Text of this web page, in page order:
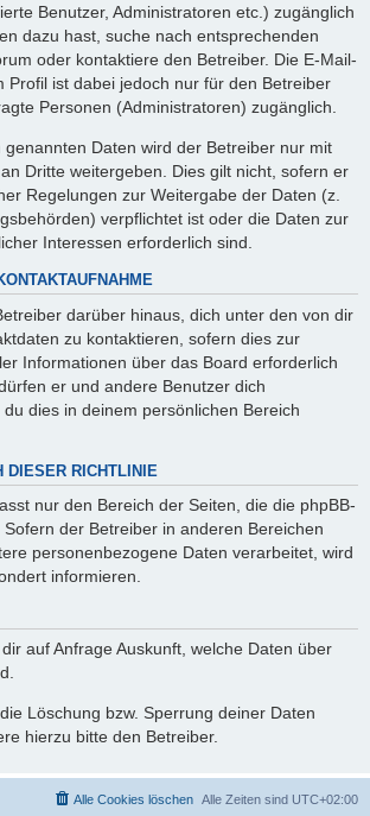
Benutzer, Administratoren etc.) zugänglich
dazu hast, suche nach entsprechenden
oder kontaktiere den Betreiber. Die E-Mail-
Profil ist dabei jedoch nur für den Betreiber
Personen (Administratoren) zugänglich.
Daten wird der Betreiber nur mit
Dritte weitergeben. Dies gilt nicht, sofern er
Regelungen zur Weitergabe der Daten (z.
verpflichtet ist oder die Daten zur
Interessen erforderlich sind.
darüber hinaus, dich unter den von dir
zu kontaktieren, sofern dies zur
Informationen über das Board erforderlich
er und andere Benutzer dich
dies in deinem persönlichen Bereich
DIESER RICHTLINIE
nur den Bereich der Seiten, die die phpBB-
der Betreiber in anderen Bereichen
personenbezogene Daten verarbeitet, wird
informieren.
auf Anfrage Auskunft, welche Daten über
Löschung bzw. Sperrung deiner Daten
hierzu bitte den Betreiber.
Alle Zeiten sind UTC+02:00
Alle Cookies löschen